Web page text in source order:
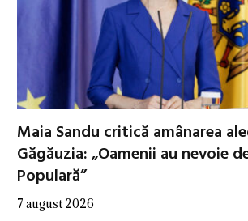
Maia Sandu critică amânarea
Găgăuzia: „Oamenii au nevoie
Populară”
7 august 2026